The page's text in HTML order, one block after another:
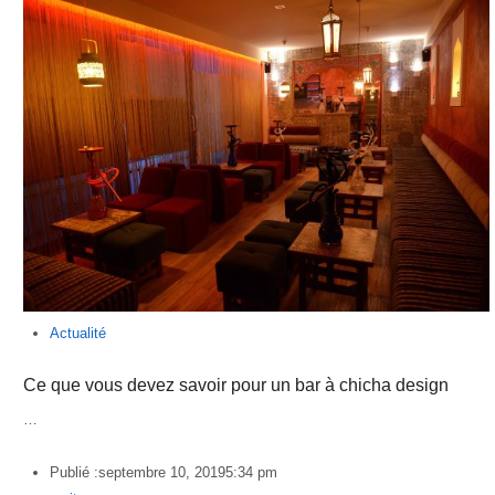
Actualité
Ce que vous devez savoir pour un bar à chicha design
…
Publié :septembre 10, 20195:34 pm